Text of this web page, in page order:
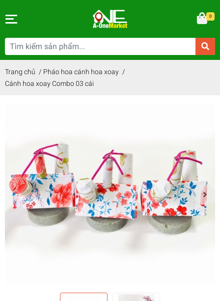
0
Trang chủ / Pháo hoa cánh hoa xoay /
Cánh hoa xoay Combo 03 cái